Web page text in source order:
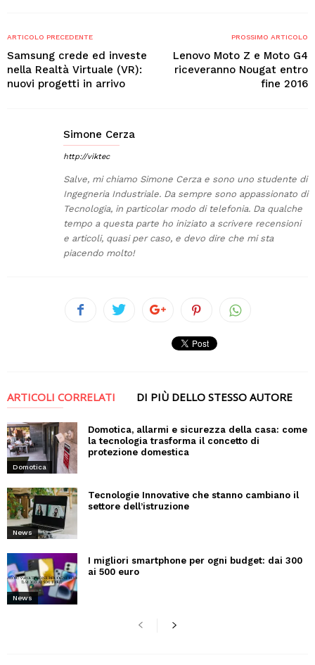
ARTICOLO PRECEDENTE
Samsung crede ed investe
nella Realtà Virtuale (VR):
nuovi progetti in arrivo
PROSSIMO ARTICOLO
Lenovo Moto Z e Moto G4
riceveranno Nougat entro
fine 2016
Simone Cerza
http://viktec
Salve, mi chiamo Simone Cerza e sono uno studente di
Ingegneria Industriale. Da sempre sono appassionato di
Tecnologia, in particolar modo di telefonia. Da qualche
tempo a questa parte ho iniziato a scrivere recensioni
e articoli, quasi per caso, e devo dire che mi sta
piacendo molto!
ARTICOLI CORRELATI DI PIÙ DELLO STESSO AUTORE
Domotica
Domotica, allarmi e sicurezza della casa: come
la tecnologia trasforma il concetto di
protezione domestica
News
Tecnologie Innovative che stanno cambiano il
settore dell’istruzione
News
I migliori smartphone per ogni budget: dai 300
ai 500 euro